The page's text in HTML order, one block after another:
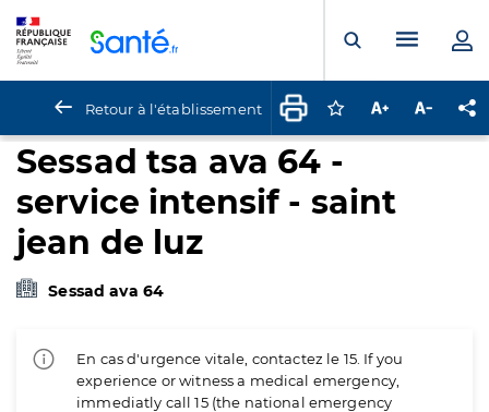
Ouvrir laMenu
Retour à l'établissement Connectez-vous
Augmenter la
Sessad tsa ava 64 -
service intensif - saint
jean de luz
Sessad ava 64
En cas d'urgence vitale, contactez le 15. If you
experience or witness a medical emergency,
immediatly call 15 (the national emergency